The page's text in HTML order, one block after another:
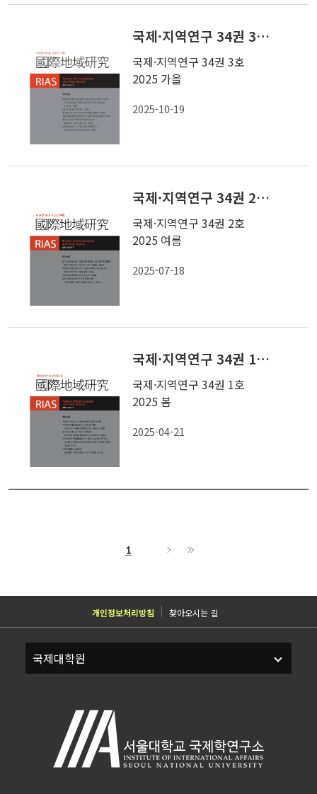
국제·지역연구 34권 3호 2025 가을
국제·지역연구 34권 3호
2025 가을
2025-10-19
국제·지역연구 34권 2호 2025 여름
국제·지역연구 34권 2호
2025 여름
2025-07-18
국제·지역연구 34권 1호 2025 봄
국제·지역연구 34권 1호
2025 봄
2025-04-21
1
개인정보처리방침 찾아오시는 길